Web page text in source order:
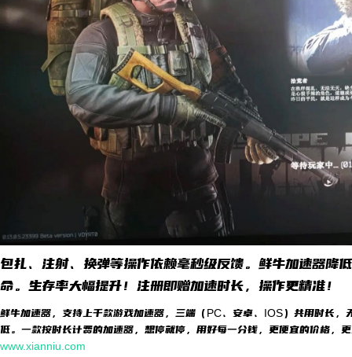
包扎、注射、换弹等操作依赖毫秒级反馈。鲜牛加速器降
命。生存率大幅提升！注册即赠加速时长，操作更精准！
鲜牛加速器，支持上千款游戏加速器，三端（PC、安卓、IOS）共用时长
低。一款按时长计费的加速器，想停就停，用好每一分钱，更便宜的价格，
www.xianniu.com